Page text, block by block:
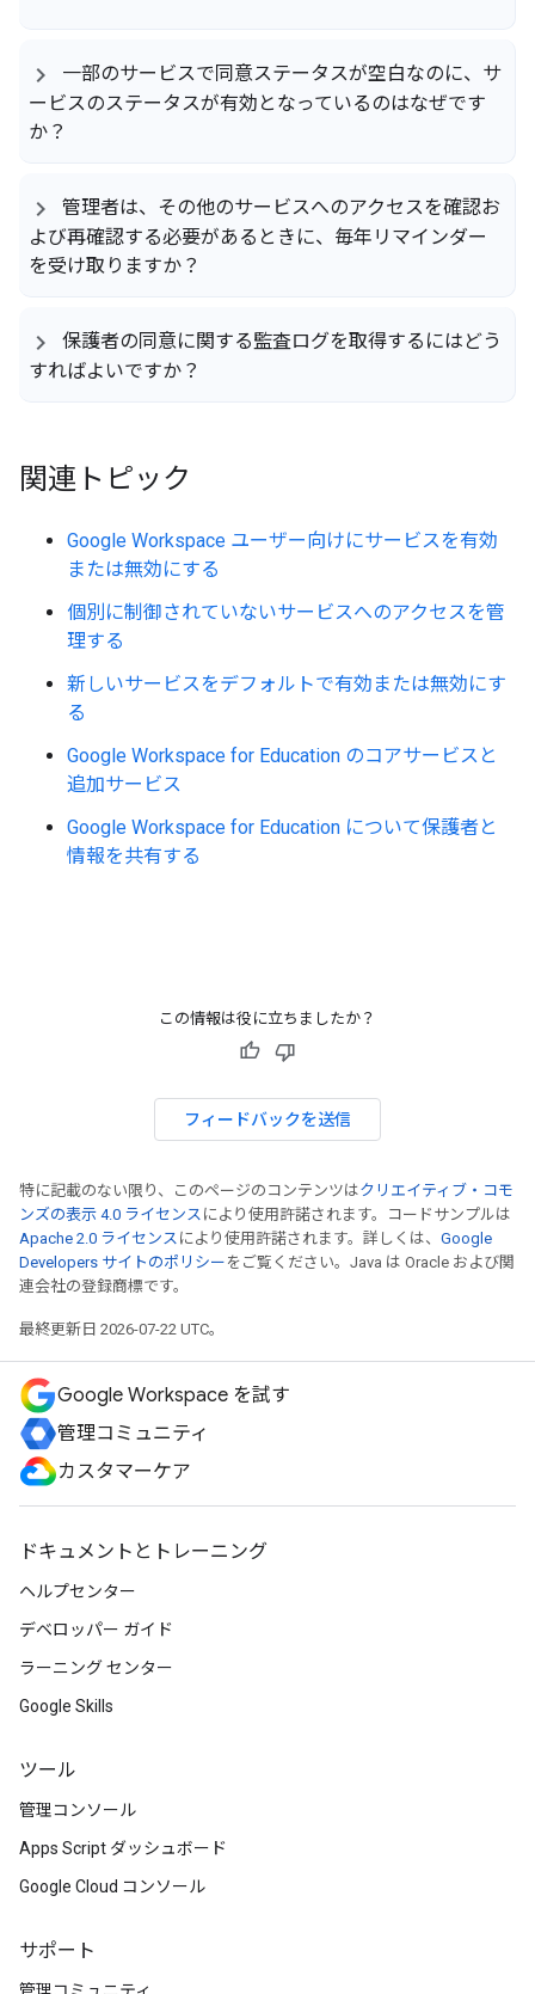
一部のサービスで同意ステータスが空白なのに、サ
ービスのステータスが有効となっているのはなぜです
か？
管理者は、その他のサービスへのアクセスを確認お
よび再確認する必要があるときに、毎年リマインダー
を受け取りますか？
保護者の同意に関する監査ログを取得するにはどう
すればよいですか？
関連トピック
Google Workspace ユーザー向けにサービスを有効
または無効にする
個別に制御されていないサービスへのアクセスを管
理する
新しいサービスをデフォルトで有効または無効にす
る
Google Workspace for Education のコアサービスと
追加サービス
Google Workspace for Education について保護者と
情報を共有する
この情報は役に立ちましたか？
フィードバックを送信
特に記載のない限り、このページのコンテンツはクリエイティブ・コモ
ンズの表示 4.0 ライセンス により使用許諾されます。コードサンプルは
Apache 2.0 ライセンス により使用許諾されます。詳しくは、 Google
Developers サイトのポリシー をご覧ください。Java は Oracle および関
連会社の登録商標です。
最終更新日 2026-07-22 UTC。
Google Workspace を試す
管理コミュニティ
カスタマーケア
ドキュメントとトレーニング
ヘルプセンター
デベロッパー ガイド
ラーニング センター
Google Skills
ツール
管理コンソール
Apps Script ダッシュボード
Google Cloud コンソール
サポート